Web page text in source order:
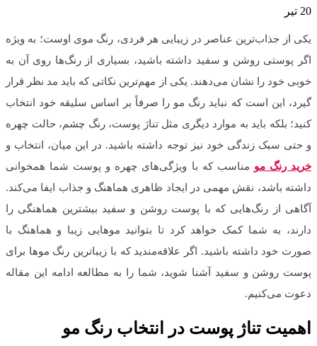
20 تیر
یکی از جذاب‌ترین عناصر در زیبایی هر فردی، رنگ موی اوست؛ به ویژه
اگر پوستی روشن و سفید داشته باشید، بسیاری از رنگ‌ها روی آن به
خوبی خود را نشان می‌دهند. یکی از مهم‌ترین نکاتی که باید مد نظر قرار
گیرد، این است که نباید رنگ مو را صرفاً بر اساس سلیقه خود انتخاب
کنید؛ بلکه باید به موارد دیگری مثل تناژ پوست، رنگ چشم، حالت چهره
و حتی سبک زندگی خود نیز توجه داشته باشید. در این میان، انتخاب و
خرید رنگ مو مناسب که با ویژگی‌های چهره و پوست شما همخوانی
داشته باشد، نقش مهمی در ایجاد ظاهری هماهنگ و جذاب ایفا می‌کند.
آگاهی از رنگ‌هایی که با پوست روشن و سفید بیشترین هماهنگی را
دارند، به شما کمک خواهد کرد تا بتوانید موهایی زیبا و هماهنگ با
صورت خود داشته باشید. اگر علاقه‌مندید که با زیباترین رنگ موها برای
پوست روشن و سفید آشنا شوید، شما را به مطالعه ادامه این مقاله
دعوت می‌کنیم.
اهمیت تناژ پوست در انتخاب رنگ مو